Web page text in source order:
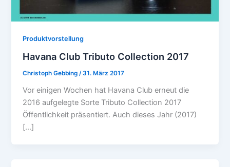
Produktvorstellung
Havana Club Tributo Collection 2017
Christoph Gebbing/31. März 2017
Vor einigen Wochen hat Havana Club erneut die
2016 aufgelegte Sorte Tributo Collection 2017
Öffentlichkeit präsentiert. Auch dieses Jahr (2017)
[…]